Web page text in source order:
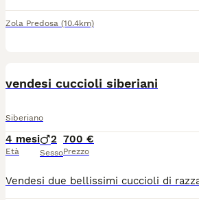
Zola Predosa (10.4km)
vendesi cuccioli siberiani
Siberiano
4 mesi
Età
2
Sesso
700 €
Prezzo